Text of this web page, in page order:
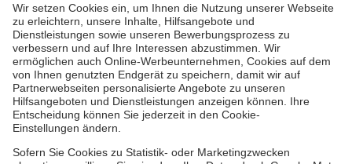
Die Johanniter GmbH führt das Spendenzertifikat
des Deutschen Spendenrats e.V.